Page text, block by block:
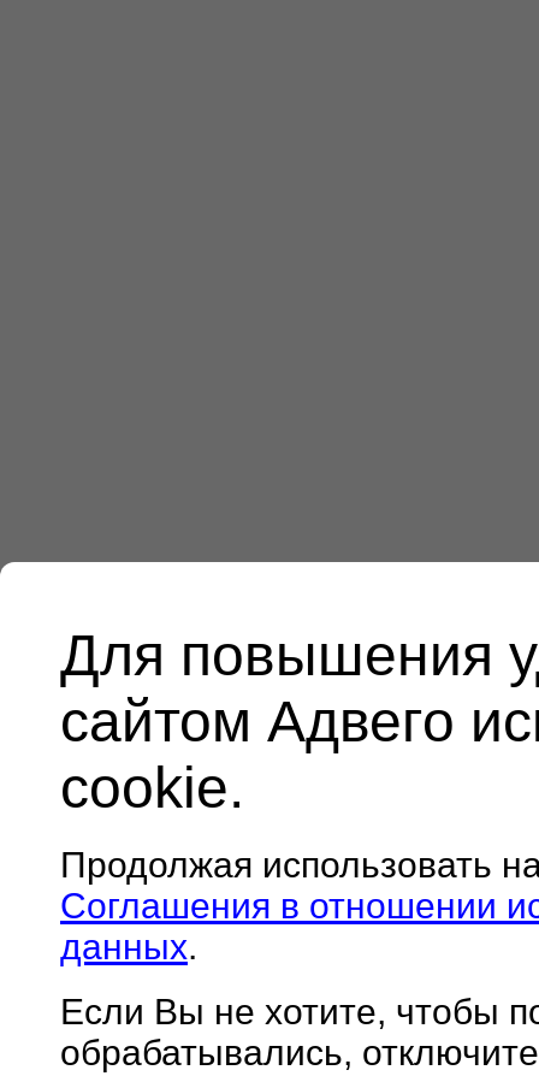
Для повышения
сайтом Адвего
cookie.
Продолжая использовать
Соглашения в отношении
данных.
Если Вы не хотите, чтобы
обрабатывались,